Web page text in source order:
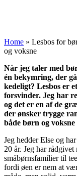
Home » Lesbos for
og voksne
Når jeg taler med
én bekymring, der
kedeligt? Lesbos er
forsvinder. Jeg har
og det er en af de
der ønsker trygge
både børn og
Jeg hedder Else og
20 år. Jeg har
småbørnsfamilier til
fordi øen er nem at